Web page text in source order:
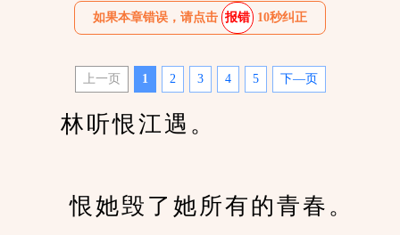
如果本章错误，请点击 报错 10秒纠正
上一页 1 2 3 4 5 下—页
林听恨江遇。
恨她毁了她所有的青春。